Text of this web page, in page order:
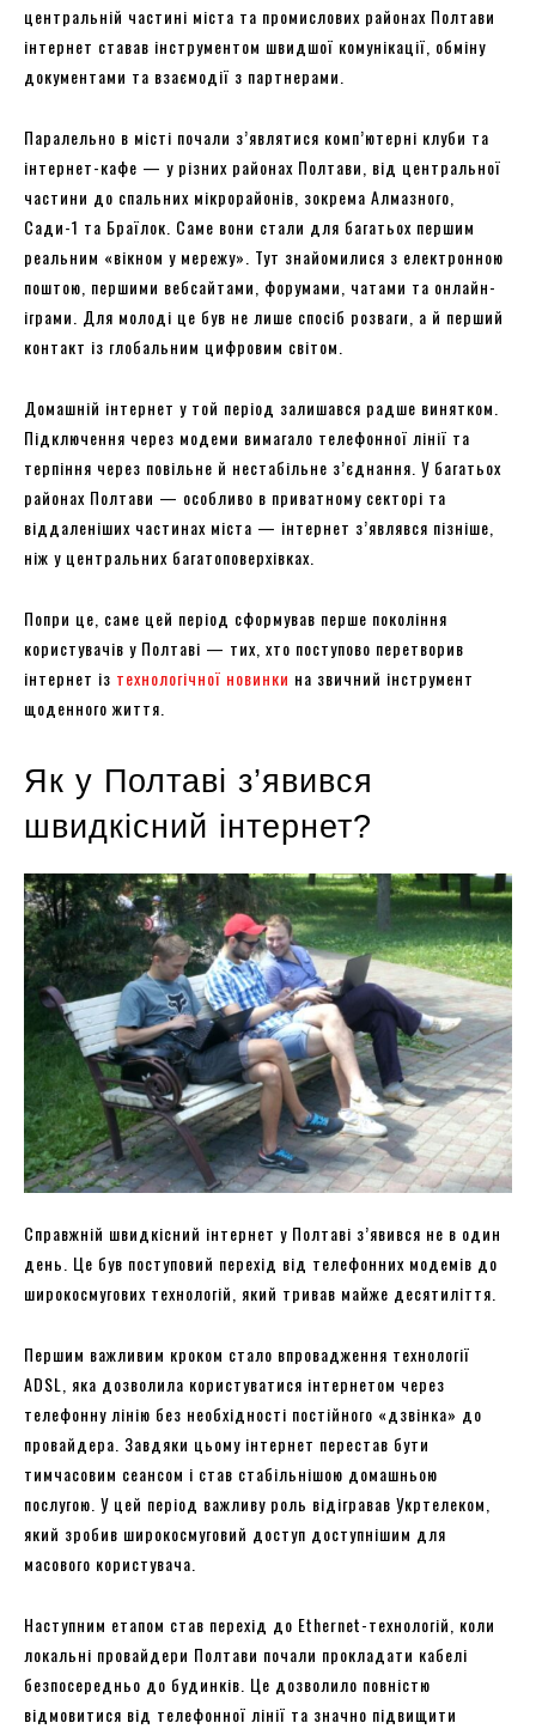
центральній частині міста та промислових районах Полтави
інтернет ставав інструментом швидшої комунікації, обміну
документами та взаємодії з партнерами.
Паралельно в місті почали з’являтися комп’ютерні клуби та
інтернет-кафе — у різних районах Полтави, від центральної
частини до спальних мікрорайонів, зокрема Алмазного,
Сади-1 та Браїлок. Саме вони стали для багатьох першим
реальним «вікном у мережу». Тут знайомилися з електронною
поштою, першими вебсайтами, форумами, чатами та онлайн-
іграми. Для молоді це був не лише спосіб розваги, а й перший
контакт із глобальним цифровим світом.
Домашній інтернет у той період залишався радше винятком.
Підключення через модеми вимагало телефонної лінії та
терпіння через повільне й нестабільне з’єднання. У багатьох
районах Полтави — особливо в приватному секторі та
віддаленіших частинах міста — інтернет з’являвся пізніше,
ніж у центральних багатоповерхівках.
Попри це, саме цей період сформував перше покоління
користувачів у Полтаві — тих, хто поступово перетворив
інтернет із технологічної новинки на звичний інструмент
щоденного життя.
Як у Полтаві з’явився
швидкісний інтернет?
Справжній швидкісний інтернет у Полтаві з’явився не в один
день. Це був поступовий перехід від телефонних модемів до
широкосмугових технологій, який тривав майже десятиліття.
Першим важливим кроком стало впровадження технології
ADSL, яка дозволила користуватися інтернетом через
телефонну лінію без необхідності постійного «дзвінка» до
провайдера. Завдяки цьому інтернет перестав бути
тимчасовим сеансом і став стабільнішою домашньою
послугою. У цей період важливу роль відігравав Укртелеком,
який зробив широкосмуговий доступ доступнішим для
масового користувача.
Наступним етапом став перехід до Ethernet-технологій, коли
локальні провайдери Полтави почали прокладати кабелі
безпосередньо до будинків. Це дозволило повністю
відмовитися від телефонної лінії та значно підвищити